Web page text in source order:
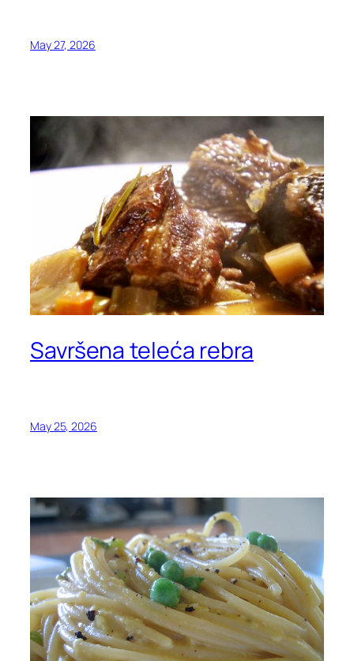
May 27, 2026
Savršena teleća rebra
May 25, 2026